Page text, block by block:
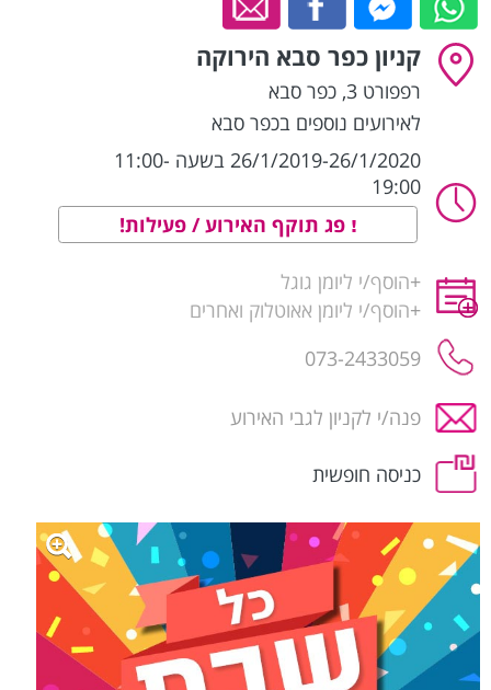
קניון כפר סבא הירוקה
רפפורט 3 , כפר סבא
לאירועים נוספים בכפר סבא
26/1/2019-26/1/2020 בשעה 11:00-
19:00
פג תוקף האירוע / פעילות!
+הוסף/י ליומן גוגל
+הוסף/י ליומן אאוטלוק ואחרים
פנה/י לקניון לגבי האירוע
כניסה חופשית